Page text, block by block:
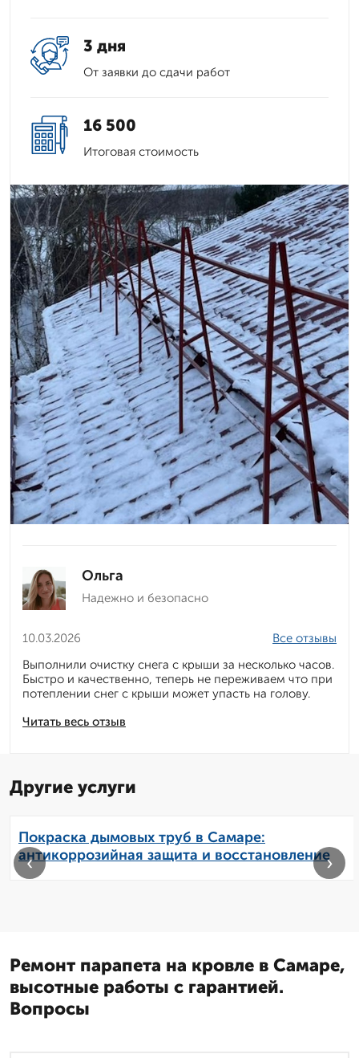
3 дня
От заявки до сдачи работ
16 500
Итоговая стоимость
Ольга
Надежно и безопасно
10.03.2026
Читать весь отзыв
Все отзывы
Выполнили очистку снега с крыши за несколько часов.
Быстро и качественно, теперь не переживаем что при
потеплении снег с крыши может упасть на голову.
Другие услуги
Покраска дымовых труб в Самаре:
антикоррозийная защита и восстановление
‹ ›
Ремонт парапета на кровле в Самаре,
высотные работы с гарантией.
Вопросы